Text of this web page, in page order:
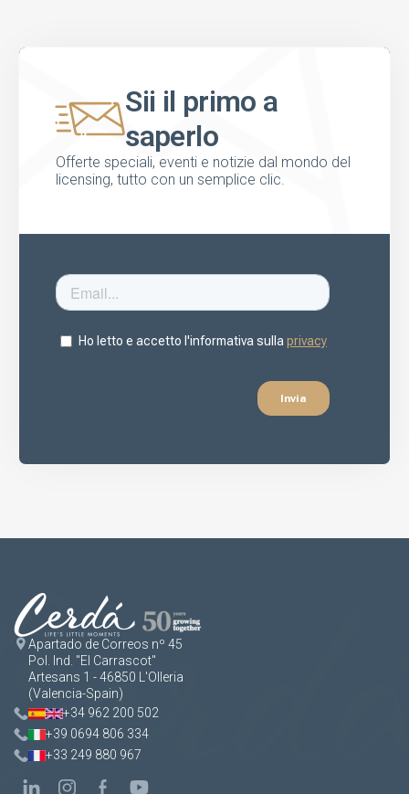
Sii il primo a
saperlo
Offerte speciali, eventi e notizie dal mondo del
licensing, tutto con un semplice clic.
Apartado de Correos nº 45
Pol. Ind. "El Carrascot"
Artesans 1 - 46850 L'Olleria
(Valencia-Spain)
+34 962 200 502
+39 0694 806 334
+33 249 880 967